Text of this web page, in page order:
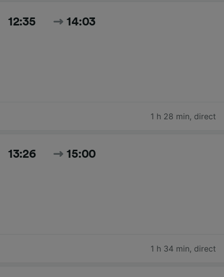
12:35 14:03
1 h 28 min, direct
13:26 15:00
1 h 34 min, direct